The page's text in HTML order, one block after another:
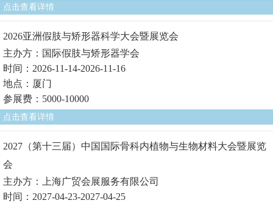
点击查看详情
2026亚洲假肢与矫形器科学大会暨展览会
主办方：国际假肢与矫形器学会
时间：2026-11-14-2026-11-16
地点：厦门
参展费：5000-10000
点击查看详情
2027（第十三届）中国国际骨科内植物与生物材料大会暨展览
会
主办方：上海广贸会展服务有限公司
时间：2027-04-23-2027-04-25